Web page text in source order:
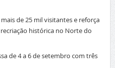
de 25 mil visitantes e reforça
histórica no Norte do
de 4 a 6 de setembro com três